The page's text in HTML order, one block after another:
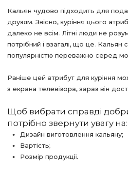
Кальян чудово підходить для
друзям. Звісно, куріння цього
далеко не всім. Літні люди не
потрібний і взагалі, що це. Кальян
популярністю переважно серед
Раніше цей атрибут для куріння
з екрана телевізора, зараз він
Щоб вибрати справді
потрібно звернути увагу на:
Дизайн виготовлення кальяну;
Вартість;
Розмір продукції.